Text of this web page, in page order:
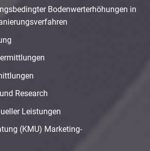
Bodenwerterhöhungen in
Research
Leistungen
(KMU) Marketing-